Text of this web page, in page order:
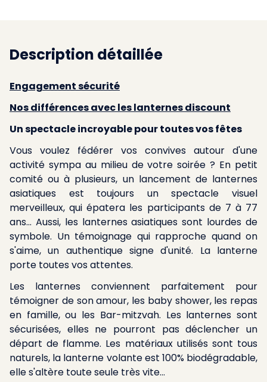
Description détaillée
Engagement sécurité
Nos différences avec les lanternes discount
Un spectacle incroyable pour toutes vos fêtes
Vous voulez fédérer vos convives autour d'une
activité sympa au milieu de votre soirée ? En petit
comité ou à plusieurs, un lancement de lanternes
asiatiques est toujours un spectacle visuel
merveilleux, qui épatera les participants de 7 à 77
ans... Aussi, les lanternes asiatiques sont lourdes de
symbole. Un témoignage qui rapproche quand on
s'aime, un authentique signe d'unité. La lanterne
porte toutes vos attentes.
Les lanternes conviennent parfaitement pour
témoigner de son amour, les baby shower, les repas
en famille, ou les Bar-mitzvah. Les lanternes sont
sécurisées, elles ne pourront pas déclencher un
départ de flamme. Les matériaux utilisés sont tous
naturels, la lanterne volante est 100% biodégradable,
elle s'altère toute seule très vite...